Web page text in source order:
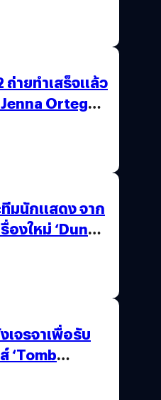
งดุ ชิง 5 สาขา
ถ่ายทำเสร็จแล้ว
Ortega
มนักแสดง จาก
องใหม่ ‘Dune:
จรจาเพื่อรับ
‘Tomb